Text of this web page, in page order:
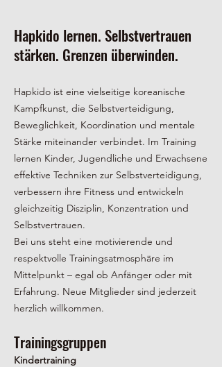
Hapkido lernen. Selbstvertrauen
stärken. Grenzen überwinden.
Hapkido ist eine vielseitige koreanische
Kampfkunst, die Selbstverteidigung,
Beweglichkeit, Koordination und mentale
Stärke miteinander verbindet. Im Training
lernen Kinder, Jugendliche und Erwachsene
effektive Techniken zur Selbstverteidigung,
verbessern ihre Fitness und entwickeln
gleichzeitig Disziplin, Konzentration und
Selbstvertrauen.
Bei uns steht eine motivierende und
respektvolle Trainingsatmosphäre im
Mittelpunkt – egal ob Anfänger oder mit
Erfahrung. Neue Mitglieder sind jederzeit
herzlich willkommen.
Trainingsgruppen
Kindertraining